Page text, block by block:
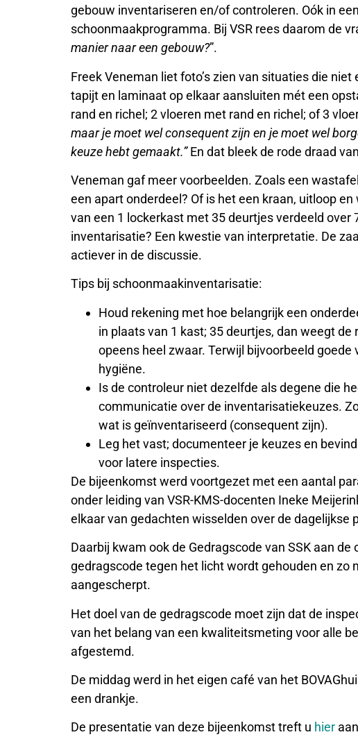
gebouw inventariseren en/of controleren. Oók in
schoonmaakprogramma. Bij VSR rees daarom de
manier naar een gebouw?”.
Freek Veneman liet foto’s zien van situaties die
tapijt en laminaat op elkaar aansluiten mét een
rand en richel; 2 vloeren met rand en richel; of 3
maar je moet wel consequent zijn en je moet wel
keuze hebt gemaakt.”En dat bleek de rode draad
Veneman gaf meer voorbeelden. Zoals een
een apart onderdeel? Of is het een kraan, uitloop
van een 1 lockerkast met 35 deurtjes verdeeld over
inventarisatie? Een kwestie van interpretatie. De
actiever in de discussie.
Tips bij schoonmaakinventarisatie:
Houd rekening met hoe belangrijk een
in plaats van 1 kast; 35 deurtjes, dan weegt
opeens heel zwaar. Terwijl bijvoorbeeld
hygiëne.
Is de controleur niet dezelfde als degene die
communicatie over de inventarisatiekeuzes.
wat is geïnventariseerd (consequent zijn).
Leg het vast; documenteer je keuzes en
voor latere inspecties.
De bijeenkomst werd voortgezet met een aantal
onder leiding van VSR-KMS-docenten Ineke
elkaar van gedachten wisselden over de dagelijkse
Daarbij kwam ook de Gedragscode van SSK aan
gedragscode tegen het licht wordt gehouden en zo
aangescherpt.
Het doel van de gedragscode moet zijn dat de
van het belang van een kwaliteitsmeting voor alle
afgestemd.
De middag werd in het eigen café van het
een drankje.
De presentatie van deze bijeenkomst treft u hier